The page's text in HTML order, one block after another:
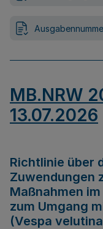
MB.NRW
13.07.2026
Richtlinie über
Zuwendungen
Maßnahmen
zum Umgang
(Vespa